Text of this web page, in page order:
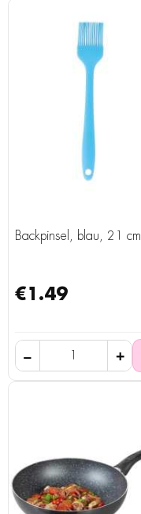
Backpinsel, blau, 21 cm
€1.49